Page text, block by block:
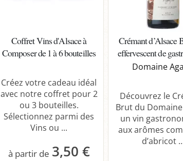
Coffret Vins d'Alsace à
Composer de 1 à 6 bouteilles
Créez votre cadeau idéal
avec notre coffret pour 2
ou 3 bouteilles.
Sélectionnez parmi des
Vins ou ...
3,50 €
Crémant d’Alsace
effervescent de
Domaine
Découvrez le
Brut du
un vin
aux arômes
d’abricot